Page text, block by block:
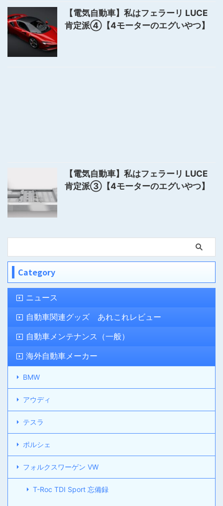
【電気自動車】私はフェラーリ LUCE
肯定派④【4モーターのエグいやつ】
【電気自動車】私はフェラーリ LUCE
肯定派③【4モーターのエグいやつ】
Category
ニュース
自動車関連グッズ あれこれレビュー
自動車メンテナンス（一般）
海外自動車メーカー
BMW
アウディ
テスラ
ポルシェ
フォルクスワーゲン VW
T-Roc TDI Sport 忘備録